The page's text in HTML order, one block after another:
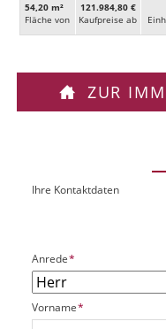
54,20 m²
Fläche von
121.984,80 €
Kaufpreise ab
ZUR
O
k
P
UIhre Kontaktdaten
P
f
l
i
c
Anrede*
P
f
Vorname*